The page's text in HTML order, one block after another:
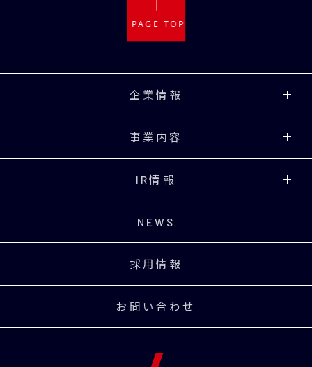
企業情報
事業内容
IR情報
NEWS
採用情報
お問い合わせ